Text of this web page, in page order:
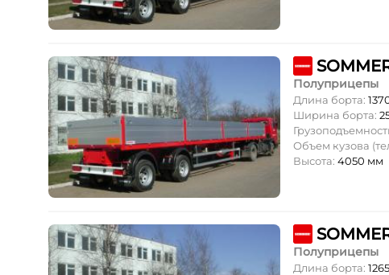
Полуприцепы
Длина борта:
Ширина борта:
Объем кузова
Высота: 4050 мм
Полуприцепы
Длина борта: